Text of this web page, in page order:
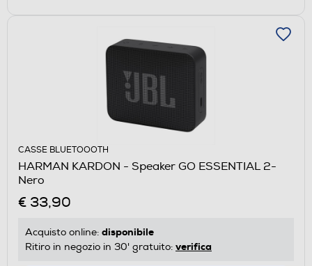
CASSE BLUETOOOTH
HARMAN KARDON - Speaker GO ESSENTIAL 2-
Nero
€ 33,90
Acquisto online: disponibile
Ritiro in negozio in 30' gratuito: verifica